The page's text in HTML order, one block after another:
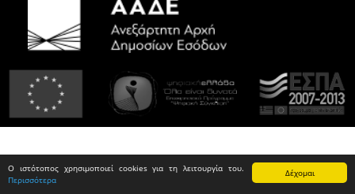
Δέχομαι
Ο ιστότοπος χρησιμοποιεί cookies για τη λειτουργία του.
Περισσότερα